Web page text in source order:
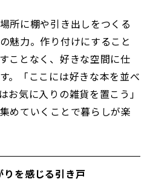
所に棚や引き出しをつくる
魅力。作り付けにすること
ことなく、好きな空間に仕
。「ここには好きな本を並べ
お気に入りの雑貨を置こう」
めていくことで暮らしが楽
りを感じる引き戸